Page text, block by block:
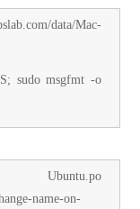
data/Mac-
sudo msgfmt -o
name-on-